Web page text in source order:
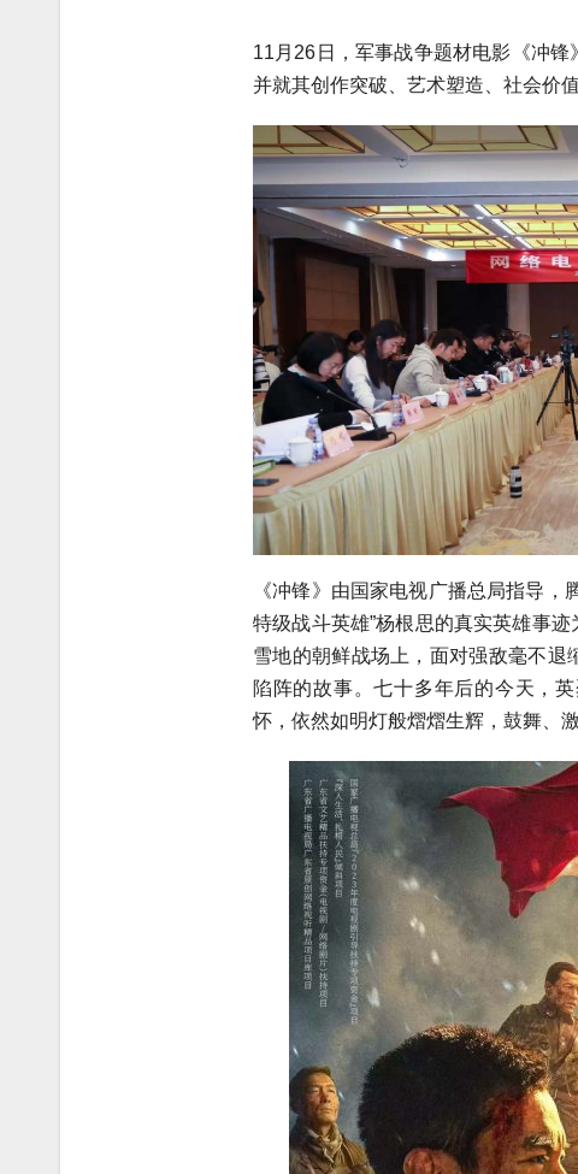
11月26日，军事战争题材电影《冲锋
并就其创作突破、艺术塑造、社会价
《冲锋》由国家电视广播总局指导
特级战斗英雄”杨根思的真实英雄事
雪地的朝鲜战场上，面对强敌毫不
陷阵的故事。七十多年后的今天，
怀，依然如明灯般熠熠生辉，鼓舞、